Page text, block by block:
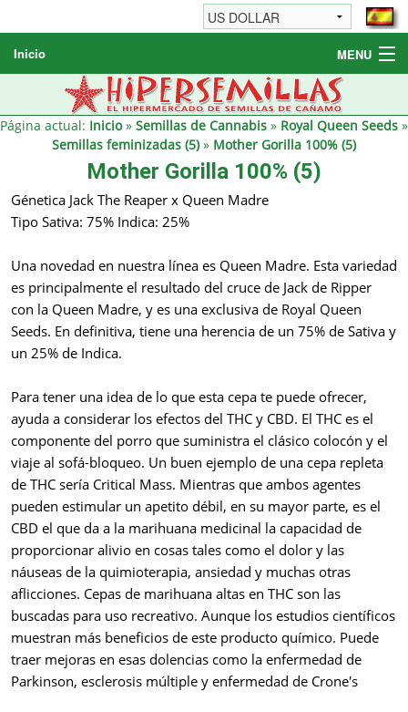
Inicio MENU
Semillas de cannabis
Otros productos
Revendedores
Página actual: Inicio» Semillas de Cannabis » Royal Queen Seeds »
Semillas feminizadas (5)» Mother Gorilla 100% (5)
Mother Gorilla 100% (5)
Génetica Jack The Reaper x Queen Madre
Tipo Sativa: 75% Indica: 25%
Una novedad en nuestra línea es Queen Madre. Esta variedad
es principalmente el resultado del cruce de Jack de Ripper
con la Queen Madre, y es una exclusiva de Royal Queen
Seeds. En definitiva, tiene una herencia de un 75% de Sativa y
un 25% de Indica.
Para tener una idea de lo que esta cepa te puede ofrecer,
ayuda a considerar los efectos del THC y CBD. El THC es el
componente del porro que suministra el clásico colocón y el
viaje al sofá-bloqueo. Un buen ejemplo de una cepa repleta
de THC sería Critical Mass. Mientras que ambos agentes
pueden estimular un apetito débil, en su mayor parte, es el
CBD el que da a la marihuana medicinal la capacidad de
proporcionar alivio en cosas tales como el dolor y las
náuseas de la quimioterapia, ansiedad y muchas otras
aflicciones. Cepas de marihuana altas en THC son las
buscadas para uso recreativo. Aunque los estudios científicos
muestran más beneficios de este producto químico. Puede
traer mejoras en esas dolencias como la enfermedad de
Parkinson, esclerosis múltiple y enfermedad de Crone's